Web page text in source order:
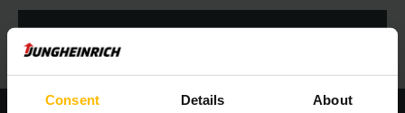
Consent Details About
MEER WETEN